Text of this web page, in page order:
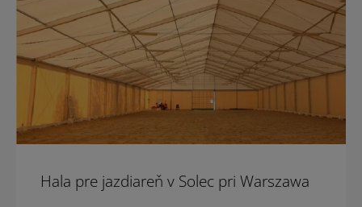
Hala pre jazdiareň v Solec pri Warszawa